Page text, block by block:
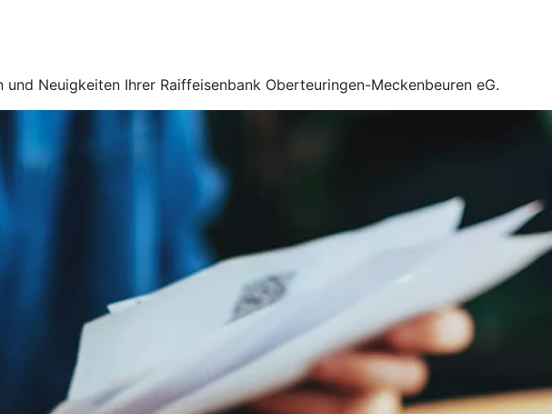
Neuigkeiten Ihrer Raiffeisenbank Oberteuringen-Meckenbeuren eG.